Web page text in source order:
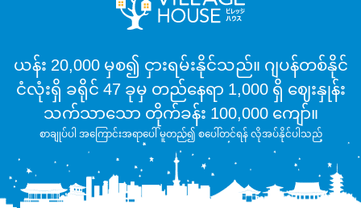
ယန်း 20,000 မှစ၍ ငှားရမ်းနိုင်သည်။ ဂျပန်တစ်နိုင်
ငံလုံးရှိ ခရိုင် 47 ခုမှ တည်နေရာ 1,000 ရှိ ဈေးနှုန်း
သက်သာသော တိုက်ခန်း 100,000 ကျော်။
စာချုပ်ပါ အကြောင်းအရာပေါ် မူတည်၍ စပေါ်တင်ရန် လိုအပ်နိုင်ပါသည်